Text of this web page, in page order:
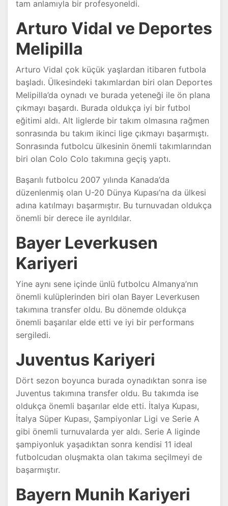
tam anlamıyla bir profesyoneldi.
Arturo Vidal ve Deportes
Melipilla
Arturo Vidal çok küçük yaşlardan itibaren futbola
başladı. Ülkesindeki takımlardan biri olan Deportes
Melipilla’da oynadı ve burada yeteneği ile ön plana
çıkmayı başardı. Burada oldukça iyi bir futbol
eğitimi aldı. Alt liglerde bir takım olmasına rağmen
sonrasında bu takım ikinci lige çıkmayı başarmıştı.
Sonrasında futbolcu ülkesinin önemli takımlarından
biri olan Colo Colo takımına geçiş yaptı.
Başarılı futbolcu 2007 yılında Kanada’da
düzenlenmiş olan U-20 Dünya Kupası’na da ülkesi
adına katılmayı başarmıştır. Bu turnuvadan oldukça
önemli bir derece ile ayrıldılar.
Bayer Leverkusen
Kariyeri
Yine aynı sene içinde ünlü futbolcu Almanya’nın
önemli kulüplerinden biri olan Bayer Leverkusen
takımına transfer oldu. Bu dönemde oldukça
önemli başarılar elde etti ve iyi bir performans
sergiledi.
Juventus Kariyeri
Dört sezon boyunca burada oynadıktan sonra ise
Juventus takımına transfer oldu. Bu takımda ise
oldukça önemli başarılar elde etti. İtalya Kupası,
İtalya Süper Kupası, Şampiyonlar Ligi ve Serie A
gibi önemli turnuvalarda yer aldı. Serie A liginde
şampiyonluk yaşadıktan sonra kendisi 11 ideal
futbolcudan oluşmakta olan takıma seçilmeyi de
başarmıştır.
Bayern Munih Kariyeri